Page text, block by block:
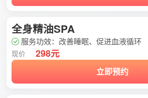
全身精油SPA
服务功效：改善睡眠、促进血液循环
现价 298元
立即预约